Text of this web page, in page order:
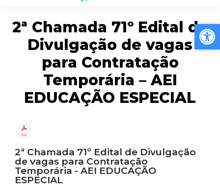
2ª Chamada 71º Edital de
Divulgação de vagas
para Contratação
Temporária – AEI
EDUCAÇÃO ESPECIAL
2ª Chamada 71º Edital de Divulgação
de vagas para Contratação
Temporária - AEI EDUCAÇÃO
ESPECIAL